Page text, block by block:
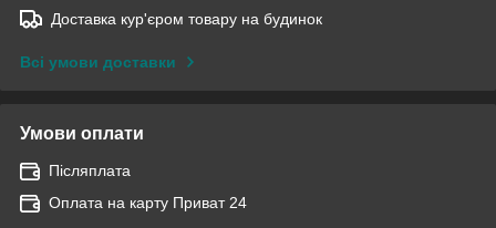
Доставка кур'єром товару на будинок
Всі умови доставки
Умови оплати
Післяплата
Оплата на карту Приват 24